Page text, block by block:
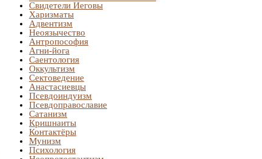
Свидетели Иеговы
Харизматы
Адвентизм
Неоязычество
Антропософия
Агни-йога
Саентология
Оккультизм
Сектоведение
Анастасиевцы
Псевдоиндуизм
Псевдоправославие
Сатанизм
Кришнаиты
Контактёры
Мунизм
Психология